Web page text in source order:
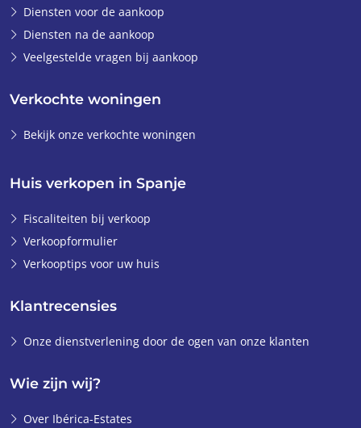
Diensten voor de aankoop
Diensten na de aankoop
Veelgestelde vragen bij aankoop
Verkochte woningen
Bekijk onze verkochte woningen
Huis verkopen in Spanje
Fiscaliteiten bij verkoop
Verkoopformulier
Verkooptips voor uw huis
Klantrecensies
Onze dienstverlening door de ogen van onze klanten
Wie zijn wij?
Over Ibérica-Estates